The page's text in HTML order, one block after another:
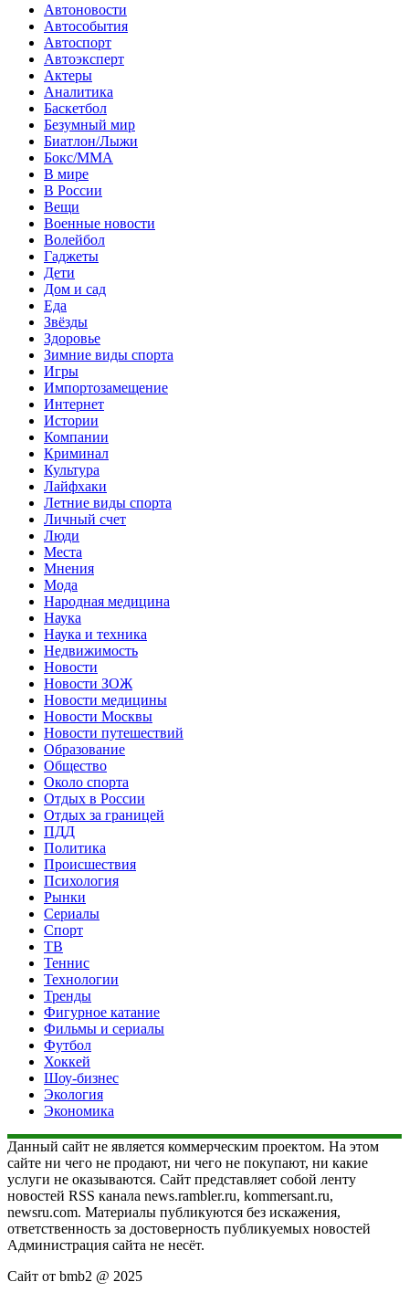
Автоновости
Автособытия
Автоспорт
Автоэксперт
Актеры
Аналитика
Баскетбол
Безумный мир
Биатлон/Лыжи
Бокс/MMA
В мире
В России
Вещи
Военные новости
Волейбол
Гаджеты
Дети
Дом и сад
Еда
Звёзды
Здоровье
Зимние виды спорта
Игры
Импортозамещение
Интернет
Истории
Компании
Криминал
Культура
Лайфхаки
Летние виды спорта
Личный счет
Люди
Места
Мнения
Мода
Народная медицина
Наука
Наука и техника
Недвижимость
Новости
Новости ЗОЖ
Новости медицины
Новости Москвы
Новости путешествий
Образование
Общество
Около спорта
Отдых в России
Отдых за границей
ПДД
Политика
Происшествия
Психология
Рынки
Сериалы
Спорт
ТВ
Теннис
Технологии
Тренды
Фигурное катание
Фильмы и сериалы
Футбол
Хоккей
Шоу-бизнес
Экология
Экономика
Данный сайт не является коммерческим проектом. На этом
сайте ни чего не продают, ни чего не покупают, ни какие
услуги не оказываются. Сайт представляет собой ленту
новостей RSS канала news.rambler.ru, kommersant.ru,
newsru.com. Материалы публикуются без искажения,
ответственность за достоверность публикуемых новостей
Администрация сайта не несёт.
Сайт от bmb2 @ 2025